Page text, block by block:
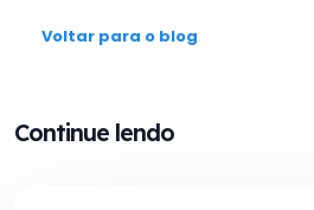
Voltar para o blog
Continue lendo